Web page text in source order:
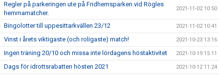
Regler på parkeringen ute på Fridhemsparken vid Rögles
hemmamatcher.
2021-11-02 10:50
Bingolotter till uppesittarkvällen 23/12 2021-11-02 10:41
Vinst i årets viktigaste (och roligaste) match! 2021-10-23 13:16
Ingen träning 20/10 och missa inte lördagens höstaktivitet 2021-10-19 15:11
Dags för idrottsrabatten hösten 2021 2021-10-12 11:24